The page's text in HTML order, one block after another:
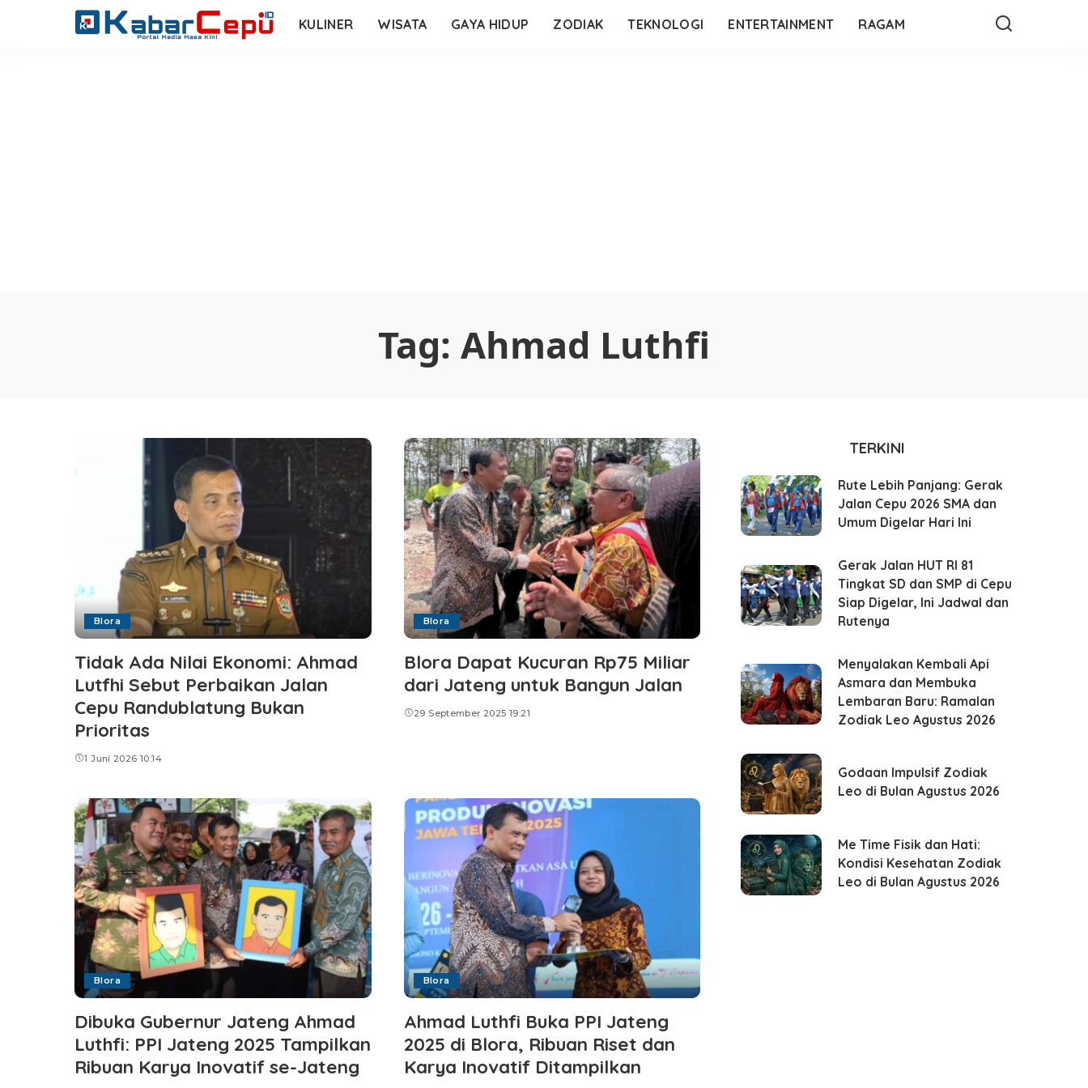
KULINER WISATA GAYA HIDUP ZODIAK TEKNOLOGI ENTERTAINMENT RAGAM
Tag: Ahmad Luthfi
Blora
Tidak Ada Nilai Ekonomi: Ahmad
Lutfhi Sebut Perbaikan Jalan
Cepu Randublatung Bukan
Prioritas
1 Juni 2026 10:14
Blora
Blora Dapat Kucuran Rp75 Miliar
dari Jateng untuk Bangun Jalan
29 September 2025 19:21
Blora
Dibuka Gubernur Jateng Ahmad
Luthfi: PPI Jateng 2025 Tampilkan
Ribuan Karya Inovatif se-Jateng
Blora
Ahmad Luthfi Buka PPI Jateng
2025 di Blora, Ribuan Riset dan
Karya Inovatif Ditampilkan
TERKINI
Rute Lebih Panjang: Gerak
Jalan Cepu 2026 SMA dan
Umum Digelar Hari Ini
Gerak Jalan HUT RI 81
Tingkat SD dan SMP di Cepu
Siap Digelar, Ini Jadwal dan
Rutenya
Menyalakan Kembali Api
Asmara dan Membuka
Lembaran Baru: Ramalan
Zodiak Leo Agustus 2026
Godaan Impulsif Zodiak
Leo di Bulan Agustus 2026
Me Time Fisik dan Hati:
Kondisi Kesehatan Zodiak
Leo di Bulan Agustus 2026